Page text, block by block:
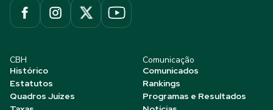
CBH
Histórico
Estatutos
Quadros Juízes
Comunicação
Comunicados
Rankings
Programas e Resultados